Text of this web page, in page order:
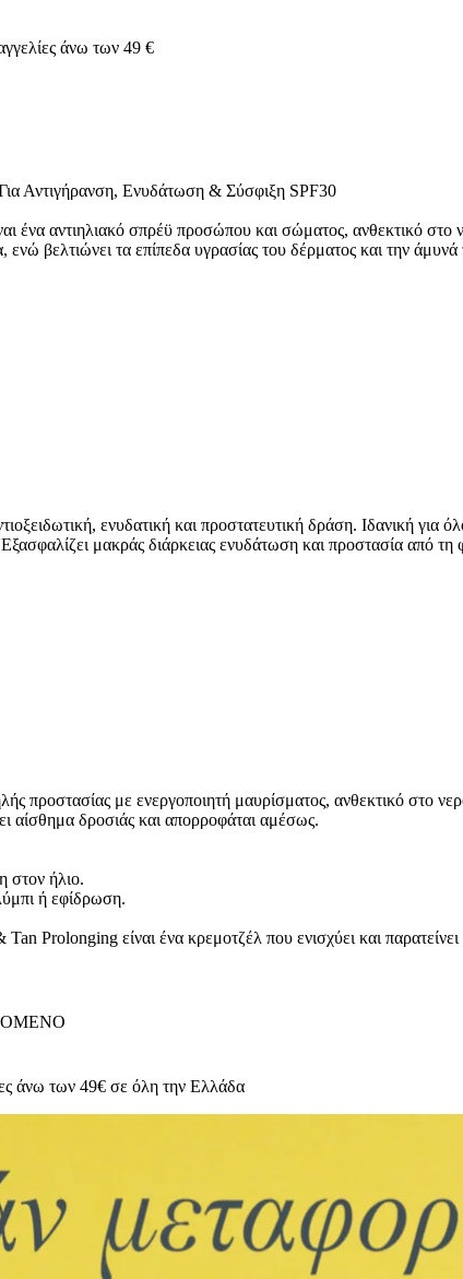
άνω των 49 €
Αντιγήρανση, Ενυδάτωση & Σύσφιξη SPF30
ένα αντιηλιακό σπρέϋ προσώπου και σώματος, ανθεκτικό
βελτιώνει τα επίπεδα υγρασίας του δέρματος και την
ενυδατική και προστατευτική δράση. Ιδανική
μακράς διάρκειας ενυδάτωση και προστασία από τη
προστασίας με ενεργοποιητή μαυρίσματος, ανθεκτικό στο
δροσιάς και απορροφάται αμέσως.
στον ήλιο.
ή εφίδρωση.
Prolonging είναι ένα κρεμοτζέλ που ενισχύει και
των 49€ σε όλη την Ελλάδα